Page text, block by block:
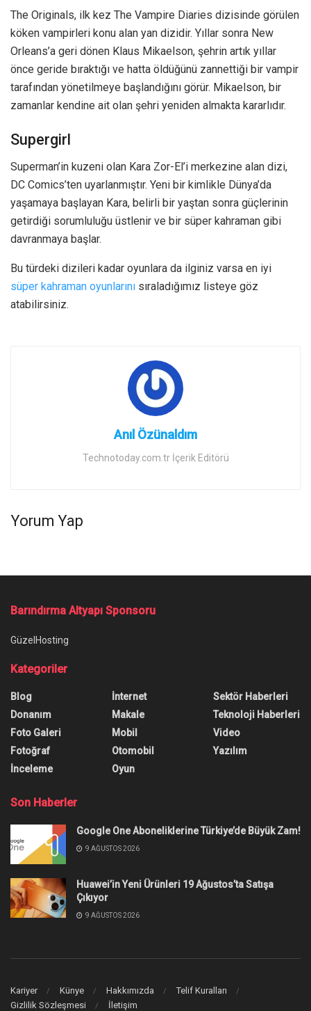
The Originals, ilk kez The Vampire Diaries dizisinde görülen
köken vampirleri konu alan yan dizidir. Yıllar sonra New
Orleans’a geri dönen Klaus Mikaelson, şehrin artık yıllar
önce geride bıraktığı ve hatta öldüğünü zannettiği bir vampir
tarafından yönetilmeye başlandığını görür. Mikaelson, bir
zamanlar kendine ait olan şehri yeniden almakta kararlıdır.
Supergirl
Superman’in kuzeni olan Kara Zor-El’i merkezine alan dizi,
DC Comics’ten uyarlanmıştır. Yeni bir kimlikle Dünya’da
yaşamaya başlayan Kara, belirli bir yaştan sonra güçlerinin
getirdiği sorumluluğu üstlenir ve bir süper kahraman gibi
davranmaya başlar.
Bu türdeki dizileri kadar oyunlara da ilginiz varsa en iyi
süper kahraman oyunlarını sıraladığımız listeye göz
atabilirsiniz.
Anıl Özünaldım
Technotoday.com.tr İçerik Editörü
Yorum Yap
Barındırma Altyapı Sponsoru
GüzelHosting
Kategoriler
Blog
Donanım
Foto Galeri
Fotoğraf
İnceleme
İnternet
Makale
Mobil
Otomobil
Oyun
Sektör Haberleri
Teknoloji Haberleri
Video
Yazılım
Son Haberler
Google One Aboneliklerine Türkiye’de Büyük Zam!
9 AĞUSTOS 2026
Huawei’in Yeni Ürünleri 19 Ağustos’ta Satışa
Çıkıyor
9 AĞUSTOS 2026
Kariyer Künye Hakkımızda
Telif Kuralları
Gizlilik Sözleşmesi
İletişim